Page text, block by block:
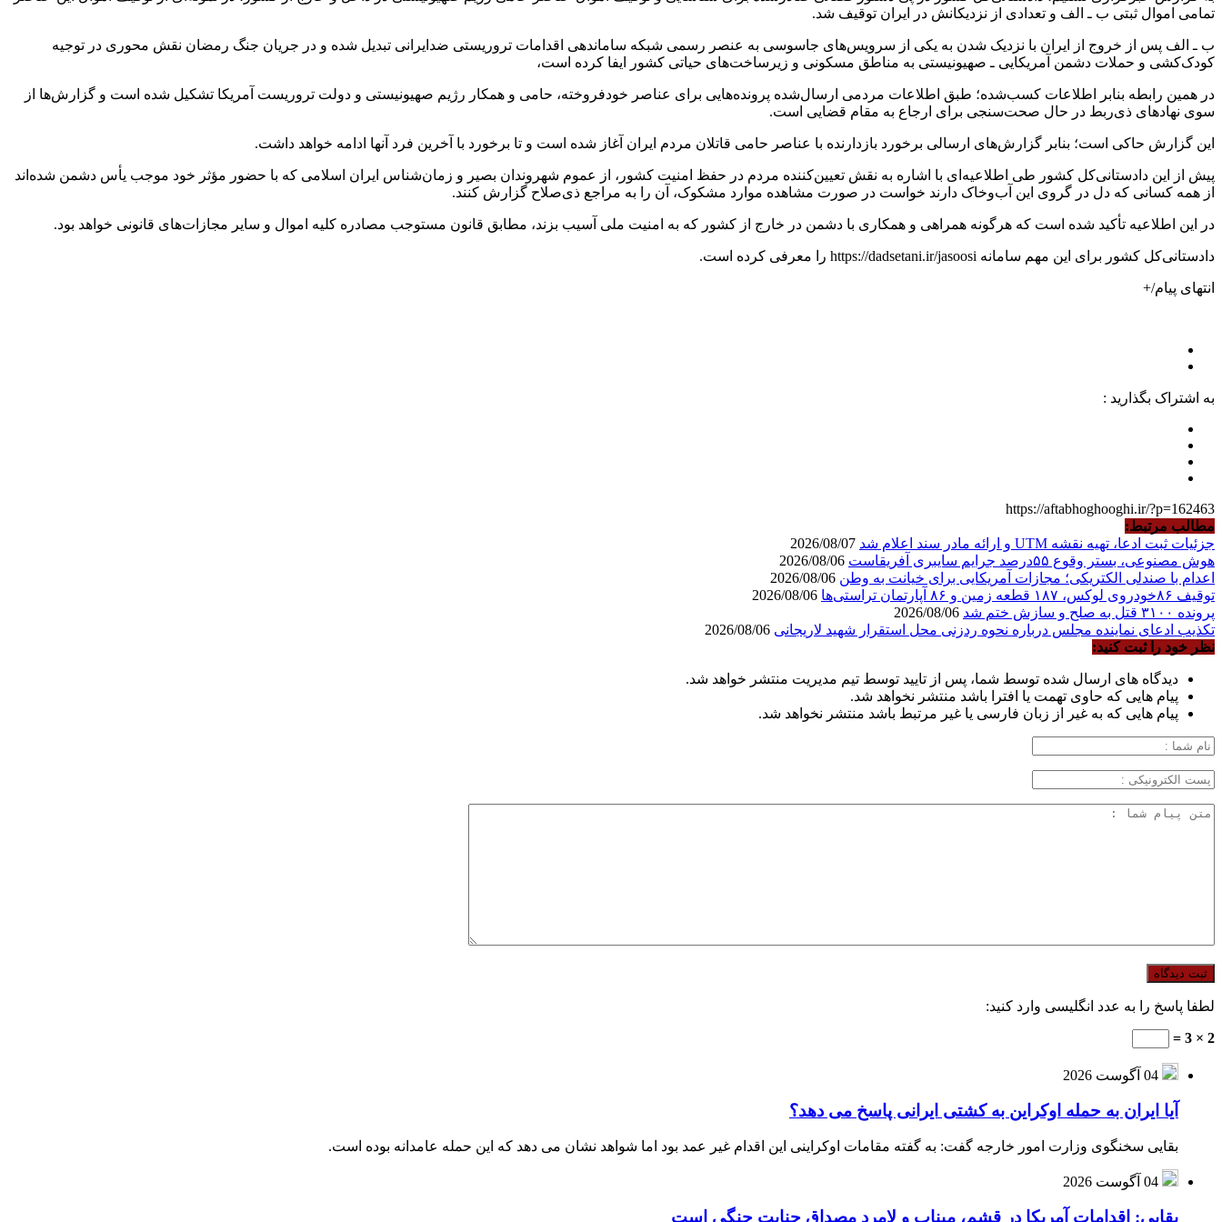
تمامی اموال ثبتی ب ـ الف و تعدادی از نزدیکانش در ایران توقیف شد.
ب ـ الف پس از خروج از ایران با نزدیک شدن به یکی از سرویس‌های جاسوسی به عنصر رسمی شبکه ساماندهی اقدامات تروریستی ضدایرانی تبدیل شده و در جریان جنگ رمضان نقش محوری در توجیه
کودک‌کشی و حملات دشمن آمریکایی ـ صهیونیستی به مناطق مسکونی و زیرساخت‌های حیاتی کشور ایفا کرده است،
در همین رابطه بنابر اطلاعات کسب‌شده؛ طبق اطلاعات مردمی ارسال‌شده پرونده‌هایی برای عناصر خودفروخته، حامی و همکار رژیم صهیونیستی و دولت تروریست آمریکا تشکیل شده است و گزارش‌ها از
سوی نهاد‌های ذی‌‌ربط در حال صحت‌سنجی برای ارجاع به مقام قضایی است.
این گزارش حاکی است؛ بنابر گزارش‌های ارسالی برخورد بازدارنده با عناصر حامی قاتلان مردم ایران آغاز شده است و تا برخورد با آخرین فرد آنها ادامه خواهد داشت.
پیش از این دادستانی‌کل کشور طی اطلاعیه‌ای با اشاره به نقش تعیین‌کننده مردم در حفظ امنیت کشور، از عموم شهروندان بصیر و زمان‌شناس ایران اسلامی که با حضور مؤثر خود موجب یأس دشمن شده‌اند
از همه کسانی که دل در گروی این آب‌وخاک دارند خواست در صورت مشاهده موارد مشکوک، آن را به مراجع ذی‌صلاح گزارش کنند.
در این اطلاعیه تأکید شده است که هرگونه همراهی و همکاری با دشمن در خارج از کشور که به امنیت ملی آسیب بزند، مطابق قانون مستوجب مصادره کلیه اموال و سایر مجازات‌های قانونی خواهد بود.
دادستانی‌کل کشور برای این مهم سامانه https://dadsetani.ir/jasoosi را معرفی کرده است.
انتهای پیام/+
به اشتراک بگذارید :
https://aftabhoghooghi.ir/?p=162463
مطالب مرتبط:
جزئیات ثبت ادعا، تهیه نقشه UTM و ارائه مادر سند اعلام شد
هوش مصنوعی، بستر وقوع ۵۵درصد جرایم سایبری آفریقاست
اعدام با صندلی الکتریکی؛ مجازات آمریکایی برای خیانت به وطن
توقیف ۸۶خودروی لوکس، ۱۸۷ قطعه زمین و ۸۶ آپارتمان تراستی‌ها
پرونده ۳۱۰۰ قتل به صلح و سازش ختم شد
تکذیب ادعای نماینده مجلس درباره نحوه ردزنی محل استقرار شهید لاریجانی
نظر خود را ثبت کنید:
دیدگاه های ارسال شده توسط شما، پس از تایید توسط تیم مدیریت منتشر خواهد شد.
پیام هایی که حاوی تهمت یا افترا باشد منتشر نخواهد شد.
پیام هایی که به غیر از زبان فارسی یا غیر مرتبط باشد منتشر نخواهد شد.
لطفا پاسخ را به عدد انگلیسی وارد کنید:
2 × 3 =
04 آگوست 2026
آیا ایران به حمله اوکراین به کشتی ایرانی پاسخ می دهد؟
بقایی سخنگوی وزارت امور خارجه گفت: به گفته مقامات اوکراینی این اقدام غیر عمد بود اما شواهد نشان می دهد که این حمله عامدانه بوده است.
04 آگوست 2026
بقایی: اقدامات آمریکا در قشم، میناب و لامرد مصداق جنایت جنگی است